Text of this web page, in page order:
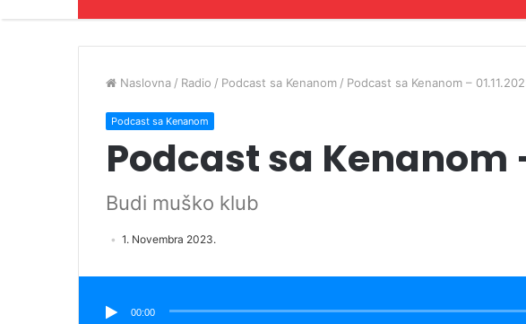
Naslovna / Radio / Podcast sa Kenanom / Podcast sa Kenanom –
Podcast sa Kenanom
Podcast sa Kenanom
Budi muško klub
1. Novembra 2023.
00:00